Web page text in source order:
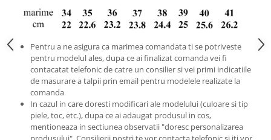
Pentru a ne asigura ca marimea comandata ti se potriveste
pentru modelul ales, dupa ce ai finalizat comanda vei fi
contacatat telefonic de catre un consilier si vei primi indicatiile
de masurare a talpii prin email pentru modelele realizate la
comanda
In cazul in care doresti modificari ale modelului (culoare si tip
piele, toc, etc.), dupa ce ai adaugat produsul in cos,
mentioneaza in sectiunea observatii "doresc personalizarea